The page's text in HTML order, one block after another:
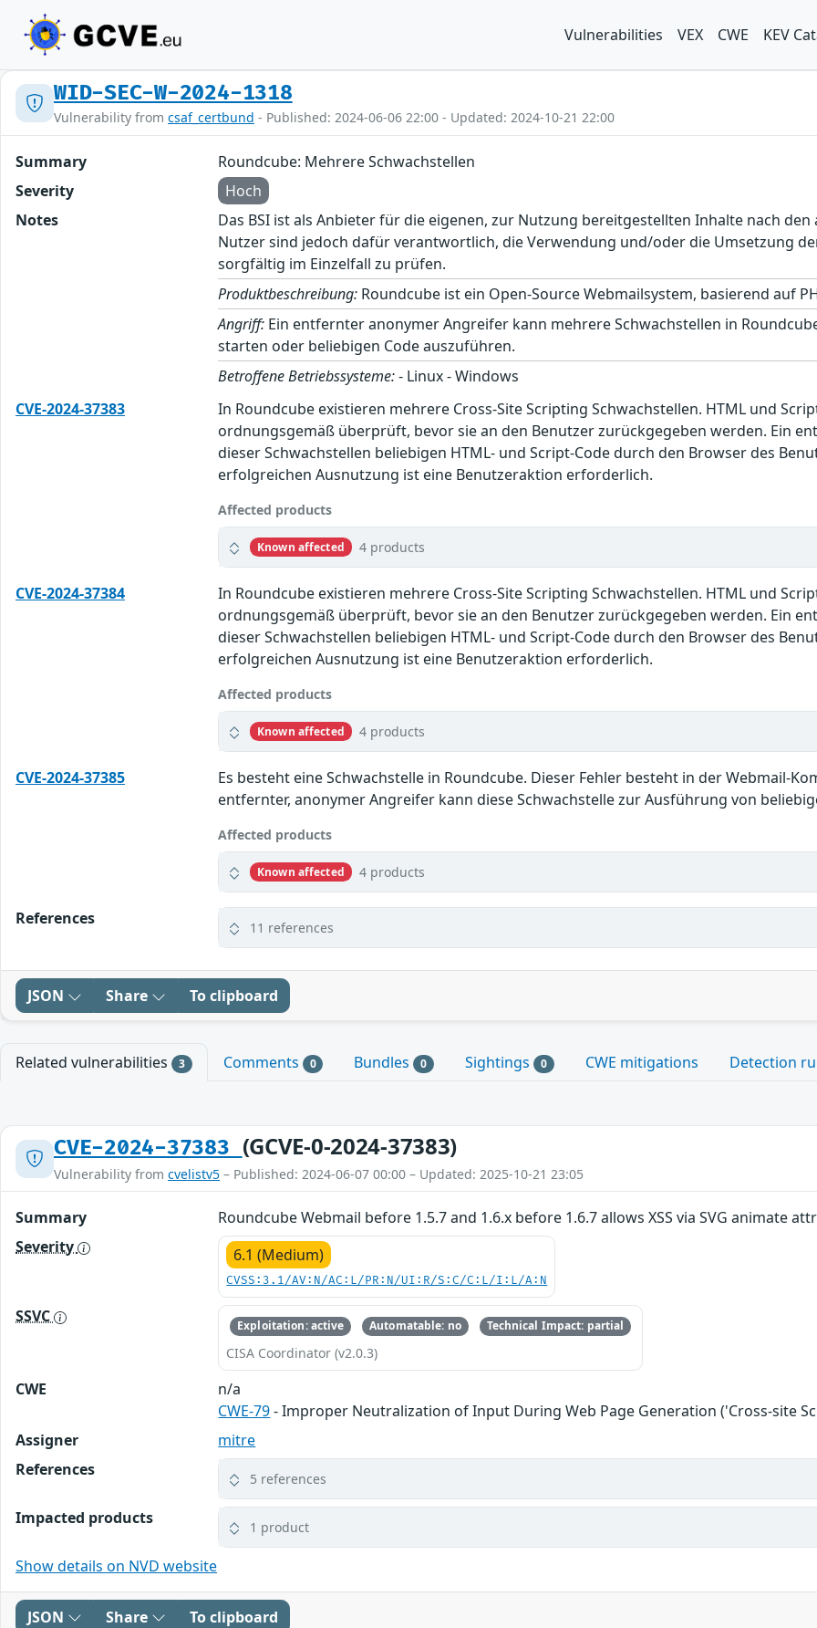
Vulnerabilities VEX CWE KEV
WID-SEC-W-2024-1318
Vulnerability from csaf_certbund - Published: 2024-06-06 22:00 - Updated: 2024-10-21 22:00
Summary
Roundcube: Mehrere Schwachstellen
Severity
Hoch
Notes
Das BSI ist als Anbieter für die eigenen, zur Nutzung bereitgestellten Inhalte nach
Nutzer sind jedoch dafür verantwortlich, die Verwendung und/oder die Umsetzung
sorgfältig im Einzelfall zu prüfen.
Produktbeschreibung: Roundcube ist ein Open-Source Webmailsystem, basierend auf
Angriff: Ein entfernter anonymer Angreifer kann mehrere Schwachstellen in
starten oder beliebigen Code auszuführen.
Betroffene Betriebssysteme:- Linux - Windows
CVE-2024-37383
In Roundcube existieren mehrere Cross-Site Scripting Schwachstellen. HTML und
ordnungsgemäß überprüft, bevor sie an den Benutzer zurückgegeben werden. Ein
dieser Schwachstellen beliebigen HTML- und Script-Code durch den Browser des
erfolgreichen Ausnutzung ist eine Benutzeraktion erforderlich.
Affected products
Known affected 4 products
CVE-2024-37384
In Roundcube existieren mehrere Cross-Site Scripting Schwachstellen. HTML und
ordnungsgemäß überprüft, bevor sie an den Benutzer zurückgegeben werden. Ein
dieser Schwachstellen beliebigen HTML- und Script-Code durch den Browser des
erfolgreichen Ausnutzung ist eine Benutzeraktion erforderlich.
Affected products
Known affected 4 products
CVE-2024-37385
Es besteht eine Schwachstelle in Roundcube. Dieser Fehler besteht in der Webmail-
entfernter, anonymer Angreifer kann diese Schwachstelle zur Ausführung von
Affected products
Known affected 4 products
References 11 references
JSON Share To clipboard
Related vulnerabilities 3 Comments 0 Bundles 0 Sightings 0 CWE mitigations Detection
CVE-2024-37383 (GCVE-0-2024-37383)
Vulnerability from cvelistv5 – Published: 2024-06-07 00:00 – Updated: 2025-10-21 23:05
Summary
Roundcube Webmail before 1.5.7 and 1.6.x before 1.6.7 allows XSS via SVG animate
Severity
6.1 (Medium)
CVSS:3.1/AV:N/AC:L/PR:N/UI:R/S:C/C:L/I:L/A:N
SSVC Exploitation: active Automatable: no Technical Impact: partial
CISA Coordinator (v2.0.3)
CWE
n/a
CWE-79- Improper Neutralization of Input During Web Page Generation ('Cross-site
Assigner
mitre
References
5 references
Impacted products 1 product
Show details on NVD website
JSON Share To clipboard